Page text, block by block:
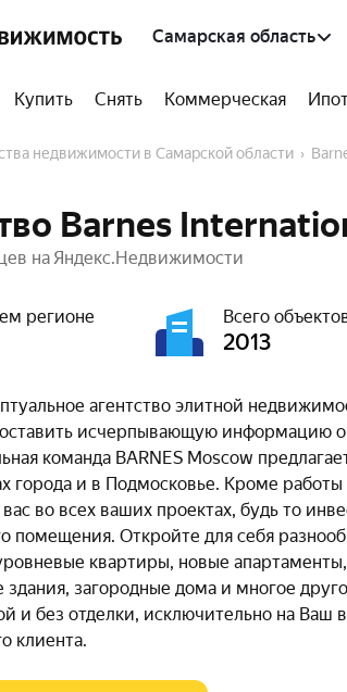
Самарская область
Купить Снять Коммерческая
недвижимости в Самарской области
Barnes
на Яндекс.Недвижимости
регионе Всего
2013
агентство элитной
исчерпывающую информацию о
команда BARNES Moscow
города и в Подмосковье. Кроме
во всех ваших проектах, будь то
помещения. Откройте для себя
квартиры, новые
здания, загородные дома и многое
и без отделки, исключительно на
клиента.